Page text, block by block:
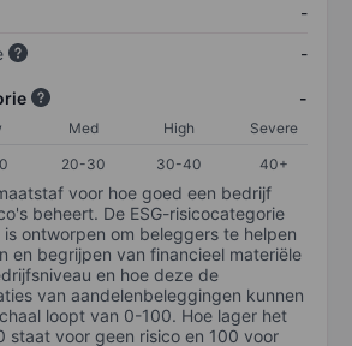
-
-
-
Med High
Severe
20-30 30-40 40+
voor hoe goed een bedrijf
beheert. De ESG-risicocategorie
ontworpen om beleggers te helpen
en begrijpen van financieel materiële
en hoe deze de
van aandelenbeleggingen kunnen
loopt van 0-100. Hoe lager het
staat voor geen risico en 100 voor